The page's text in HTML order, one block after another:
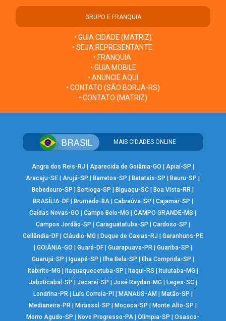
GRUPO E FRANQUIA
• GUIA CIDADE (MATRIZ)
• SEJA REPRESENTANTE
• FRANQUIA
• GUIA MOBILE
• ANUNCIE AQUI
• CONTATO (SÃO BORJA-RS)
• CONTATO (MATRIZ)
MAIS CIDADES ONLINE
Angra dos Reis-RJ | Aparecida de Goiânia-GO | Apiaí-SP |
Aracaju-SE | Arujá-SP |Barretos-SP |Batatais-SP |Bauru-SP |
Bebedouro-SP |Bertioga-SP |Biguaçu-SC |Boa Vista-RR |
BRASÍLIA-DF| Brumado-BA| Cabreúva-SP | Cajamar-SP |
Caldas Novas-GO |Campo Belo-MG |CAMPO GRANDE-MS |
Campos Jordão-SP | Caraguatatuba-SP | Cardoso-SP |
Ceilândia-DF| Cláudio-MG | Duque de Caxias-RJ | Garanhuns-PE
| GOIÂNIA-GO | Guará-DF| Guarapuava-PR | Guariba-SP |
Guarujá-SP | Iguapé-SP | Ilha Bela-SP | Ilha Comprida-SP |
Itabirito-MG | Itaquaquecetuba-SP | Itaqui-RS | Ituiutaba-MG |
Jaboticabal-SP | Jacareí-SP | José Raydan-MG | Lages-SC|
Londrina-PR | Luís Correia-PI | MANAUS-AM | Matão-SP |
Medianeira-PR |Mirassol-SP |Mococa-SP |Monte Alto-SP |
Morro Agudo-SP |Novo Progresso-PA |Olímpia-SP |Osasco-